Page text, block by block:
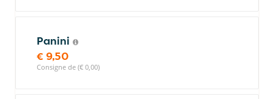
Panini
€ 9,50
Consigne de (€ 0,00)